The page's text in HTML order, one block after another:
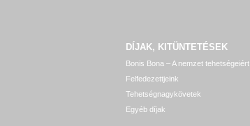
DÍJAK, KITÜNTETÉSEK
Bonis Bona – A nemzet tehetségeiért
Felfedezettjeink
Tehetségnagykövetek
Egyéb díjak